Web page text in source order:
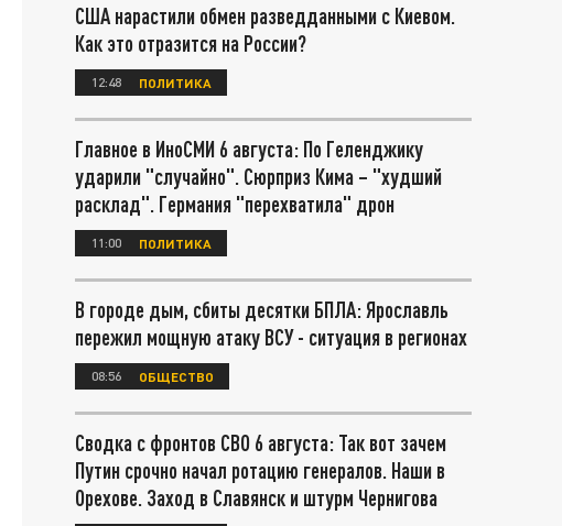
США нарастили обмен разведданными с Киевом.
Как это отразится на России?
12:48 ПОЛИТИКА
Главное в ИноСМИ 6 августа: По Геленджику
ударили "случайно". Сюрприз Кима – "худший
расклад". Германия "перехватила" дрон
11:00 ПОЛИТИКА
В городе дым, сбиты десятки БПЛА: Ярославль
пережил мощную атаку ВСУ - ситуация в регионах
08:56 ОБЩЕСТВО
Сводка с фронтов СВО 6 августа: Так вот зачем
Путин срочно начал ротацию генералов. Наши в
Орехове. Заход в Славянск и штурм Чернигова